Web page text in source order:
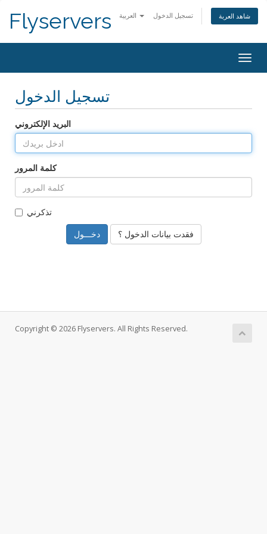
تسجيل الدخول شاهد العربة Flyservers
تسجيل الدخول
البريد الإلكتروني
كلمة المرور
تذكرني
فقدت بيانات الدخول ؟
Copyright © 2026 Flyservers. All Rights Reserved.